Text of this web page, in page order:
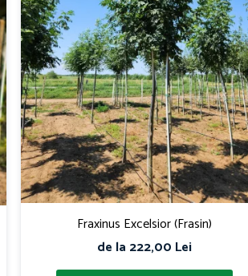
Fraxinus Excelsior (Frasin)
de la 222,00 Lei